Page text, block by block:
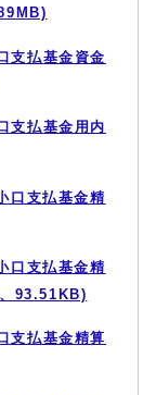
支払基金資金
支払基金用内
口支払基金精
口支払基金精
93.51KB)
支払基金精算